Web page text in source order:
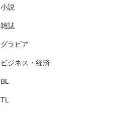
小説
雑誌
グラビア
ビジネス・経済
BL
TL